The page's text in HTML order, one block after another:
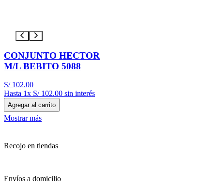
CONJUNTO HECTOR
M/L BEBITO 5088
S/ 102.00
Hasta 1x S/ 102.00 sin interés
Agregar al carrito
Mostrar más
Recojo en tiendas
Envíos a domicilio